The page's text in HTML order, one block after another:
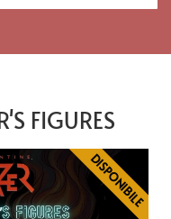
FIGURES
DISPONIBILE